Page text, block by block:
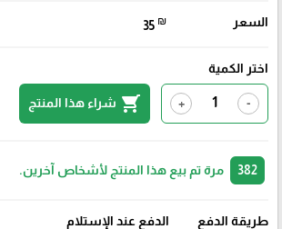
السعر 35 ₪
اختر الكمية
-
+
shopping_cart شراء هذا المنتج
مرة تم بيع هذا المنتج لأشخاص آخرين.
طريقة الدفع
الدفع عند الإستلام